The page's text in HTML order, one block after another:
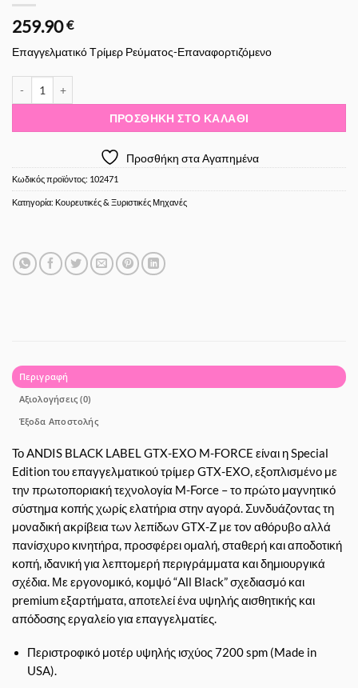
259.90€
Επαγγελματικό Τρίμερ Ρεύματος-Επαναφορτιζόμενο
ΠΡΟΣΘΉΚΗ ΣΤΟ ΚΑΛΆΘΙ
Προσθήκη στα Αγαπημένα
Κωδικός προϊόντος: 102471
Κατηγορία: Κουρευτικές & Ξυριστικές Μηχανές
Περιγραφή
Αξιολογήσεις (0)
Έξοδα Αποστολής
Το ANDIS BLACK LABEL GTX-EXO M-FORCE είναι η Special
Edition του επαγγελματικού τρίμερ GTX-EXO, εξοπλισμένο με
την πρωτοποριακή τεχνολογία M-Force – το πρώτο μαγνητικό
σύστημα κοπής χωρίς ελατήρια στην αγορά. Συνδυάζοντας τη
μοναδική ακρίβεια των λεπίδων GTX-Z με τον αθόρυβο αλλά
πανίσχυρο κινητήρα, προσφέρει ομαλή, σταθερή και αποδοτική
κοπή, ιδανική για λεπτομερή περιγράμματα και δημιουργικά
σχέδια. Με εργονομικό, κομψό “All Black” σχεδιασμό και
premium εξαρτήματα, αποτελεί ένα υψηλής αισθητικής και
απόδοσης εργαλείο για επαγγελματίες.
Περιστροφικό μοτέρ υψηλής ισχύος 7200 spm (Made in
USA).